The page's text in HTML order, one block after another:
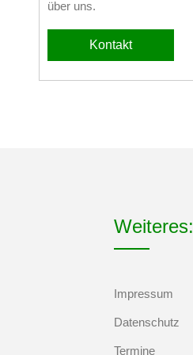
über uns.
Kontakt
Weiteres:
Impressum
Datenschutz
Termine